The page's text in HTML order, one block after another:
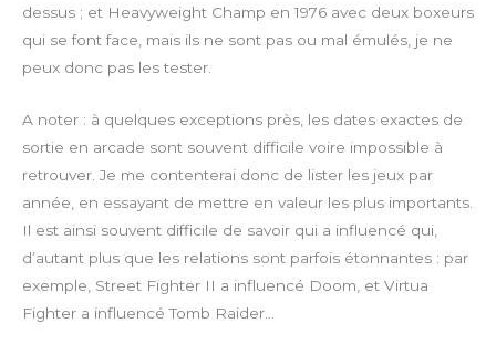
dessus ; et Heavyweight Champ en 1976 avec deux boxeurs
qui se font face, mais ils ne sont pas ou mal émulés, je ne
peux donc pas les tester.
A noter : à quelques exceptions près, les dates exactes de
sortie en arcade sont souvent difficile voire impossible à
retrouver. Je me contenterai donc de lister les jeux par
année, en essayant de mettre en valeur les plus importants.
Il est ainsi souvent difficile de savoir qui a influencé qui,
d’autant plus que les relations sont parfois étonnantes : par
exemple, Street Fighter II a influencé Doom, et Virtua
Fighter a influencé Tomb Raider…